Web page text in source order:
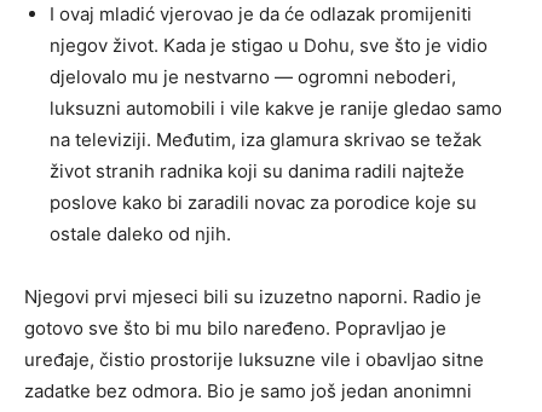
I ovaj mladić vjerovao je da će odlazak promijeniti
njegov život. Kada je stigao u Dohu, sve što je vidio
djelovalo mu je nestvarno — ogromni neboderi,
luksuzni automobili i vile kakve je ranije gledao samo
na televiziji. Međutim, iza glamura skrivao se težak
život stranih radnika koji su danima radili najteže
poslove kako bi zaradili novac za porodice koje su
ostale daleko od njih.
Njegovi prvi mjeseci bili su izuzetno naporni. Radio je
gotovo sve što bi mu bilo naređeno. Popravljao je
uređaje, čistio prostorije luksuzne vile i obavljao sitne
zadatke bez odmora. Bio je samo još jedan anonimni